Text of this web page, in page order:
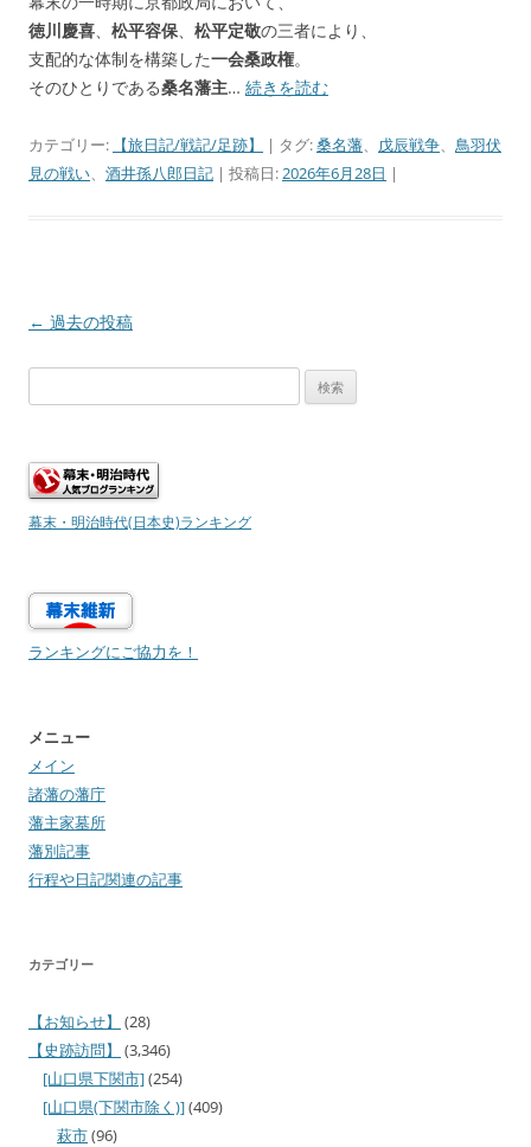
徳川慶喜、 松平容保、 松平定敬の三者により、
支配的な体制を構築した一会桑政権。
そのひとりである桑名藩主… 続きを読む
カテゴリー: 【旅日記/戦記/足跡】 | タグ:桑名藩、 戊辰戦争、 鳥羽伏
見の戦い、 酒井孫八郎日記 | 投稿日:2026年6月28日 |
投
ー
シ
ン
← 過去の投稿
索:
幕末・明治時代(日本史)ランキング
ランキングにご協力を！
メニュー
メイン
諸藩の藩庁
藩主家墓所
藩別記事
行程や日記関連の記事
カテゴリー
【お知らせ】
(28)
【史跡訪問】
(3,346)
[山口県下関市](254)
[山口県(下関市除く)](409)
萩市(96)